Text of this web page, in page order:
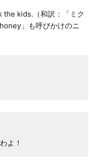
the kids.（和訳：「ミク
」も呼びかけのニ
よ！